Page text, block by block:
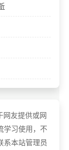
网友提供或网
学习使用，不
系本站管理员